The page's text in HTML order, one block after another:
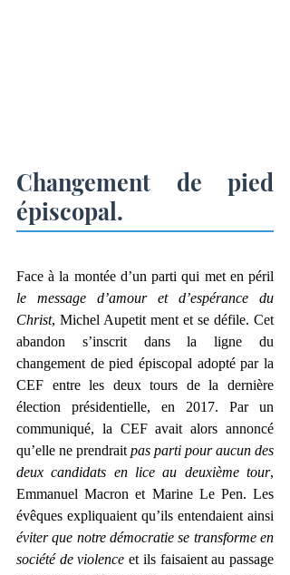
Changement de pied
épiscopal.
le message d’amour et d’espérance du
Christ, Michel Aupetit ment et se défile. Cet
abandon s’inscrit dans la ligne du
changement de pied épiscopal adopté par la
CEF entre les deux tours de la dernière
élection présidentielle, en 2017. Par un
communiqué, la CEF avait alors annoncé
qu’elle ne prendrait pas parti pour aucun des
deux candidats en lice au deuxième tour,
Emmanuel Macron et Marine Le Pen. Les
éviter que notre démocratie se transforme en
société de violence et ils faisaient au passage